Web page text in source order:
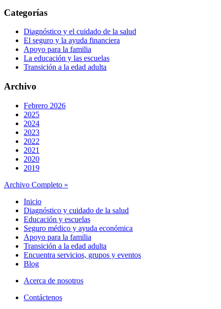
Categorías
Diagnóstico y el cuidado de la salud
El seguro y la ayuda financiera
Apoyo para la familia
La educación y las escuelas
Transición a la edad adulta
Archivo
Febrero 2026
2025
2024
2023
2022
2021
2020
2019
Archivo Completo »
Inicio
Diagnóstico y cuidado de la salud
Educación y escuelas
Seguro médico y ayuda económica
Apoyo para la familia
Transición a la edad adulta
Encuentra servicios, grupos y eventos
Blog
Acerca de nosotros
Contáctenos